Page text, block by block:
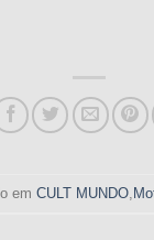
em CULT MUNDO,